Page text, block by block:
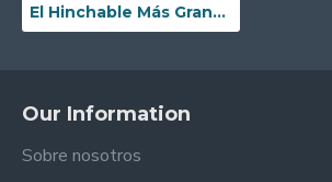
El Hinchable Más Grande Del Mundo
Our Information
Sobre nosotros